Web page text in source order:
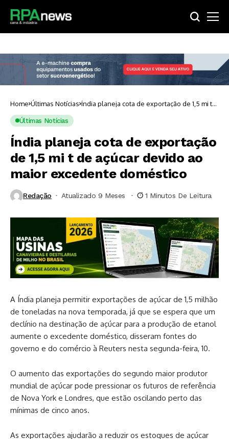
Home Últimas Notícias Índia planeja cota de exportação de 1,5 mi t
de açúcar devido ao maior excedente
Últimas Notícias
Índia planeja cota de exportação
de 1,5 mi t de açúcar devido ao
maior excedente doméstico
Redação Atualizado 9 Meses ⁮ 1 Minutos De Leitura
A Índia planeja permitir exportações de açúcar de 1,5 milhão
de toneladas na nova temporada, já que se espera que um
declínio na destinação de açúcar para a produção de etanol
aumente o excedente doméstico, disseram fontes do
governo e do comércio à Reuters nesta segunda-feira, 10.
O aumento das exportações do segundo maior produtor
mundial de açúcar pode pressionar os futuros de referência
de Nova York e Londres, que estão oscilando perto das
mínimas de cinco anos.
As exportações ajudarão a reduzir os estoques de açúcar